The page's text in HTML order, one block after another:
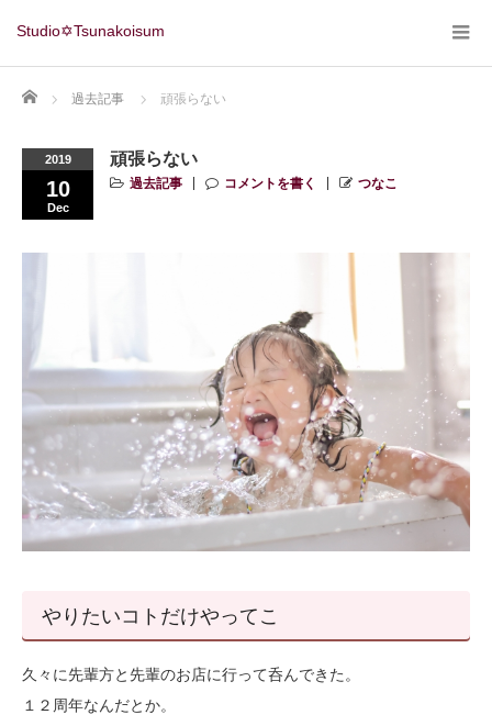
Studio✡Tsunakoisum
Home 過去記事 頑張らない
2019
10
Dec
頑張らない
過去記事 コメントを書く つなこ
やりたいコトだけやってこ
久々に先輩方と先輩のお店に行って呑んできた。
１２周年なんだとか。